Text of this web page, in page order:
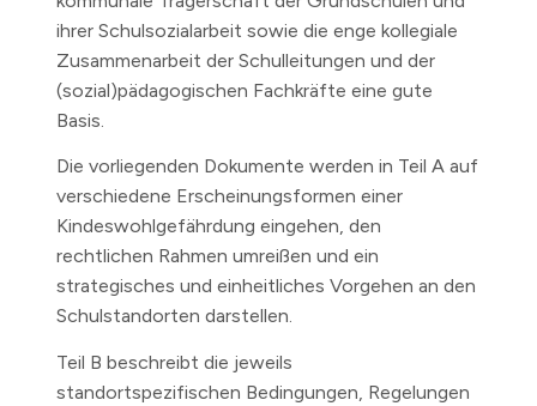
ihrer Schulsozialarbeit sowie die enge kollegiale
Zusammenarbeit der Schulleitungen und der
(sozial)pädagogischen Fachkräfte eine gute
Basis.
Die vorliegenden Dokumente werden in Teil A auf
verschiedene Erscheinungsformen einer
Kindeswohlgefährdung eingehen, den
rechtlichen Rahmen umreißen und ein
strategisches und einheitliches Vorgehen an den
Schulstandorten darstellen.
Teil B beschreibt die jeweils
standortspezifischen Bedingungen, Regelungen